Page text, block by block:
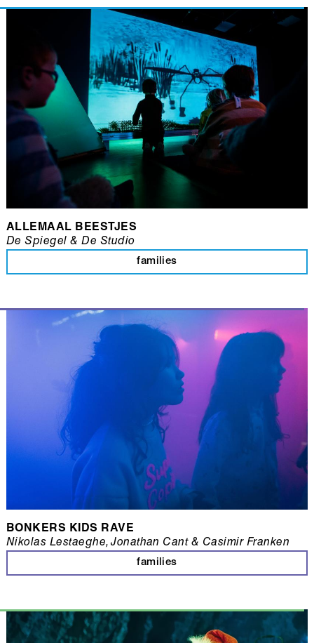
ALLEMAAL BEESTJES
families
De Spiegel & De Studio
BONKERS KIDS RAVE
families
Nikolas Lestaeghe, Jonathan Cant & Casimir Franken